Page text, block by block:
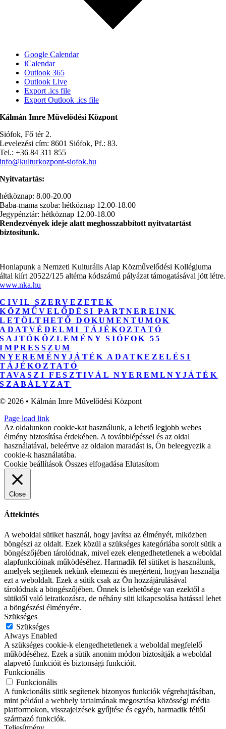
Google Calendar
iCalendar
Outlook 365
Outlook Live
Export .ics file
Export Outlook .ics file
Kálmán Imre Művelődési Központ
Siófok, Fő tér 2.
Levelezési cím: 8601 Siófok, Pf.: 83.
Tel.: +36 84 311 855
info@kulturkozpont-siofok.hu
Nyitvatartás:
hétköznap: 8.00-20.00
Baba-mama szoba: hétköznap 12.00-18.00
Jegypénztár: hétköznap 12.00-18.00
Rendezvények ideje alatt meghosszabbított nyitvatartást
biztosítunk.
Honlapunk a Nemzeti Kulturális Alap Közművelődési Kollégiuma
által kiírt 20522/125 altéma kódszámú pályázat támogatásával jött létre.
www.nka.hu
CIVIL SZERVEZETEK
KÖZMŰVELŐDÉSI PARTNEREINK
LETÖLTHETŐ DOKUMENTUMOK
ADATVÉDELMI TÁJÉKOZTATÓ
SAJTÓKÖZLEMÉNY SIÓFOK 55
IMPRESSZUM
NYEREMÉNYJÁTÉK ADATKEZELÉSI
TÁJÉKOZTATÓ
TAVASZI FESZTIVÁL NYEREMLNYJÁTÉK
SZABÁLYZAT
© 2026 • Kálmán Imre Művelődési Központ
Page load link
Az oldalunkon cookie-kat használunk, a lehető legjobb webes
élmény biztosítása érdekében. A továbblépéssel és az oldal
használatával, beleértve az oldalon maradást is, Ön beleegyezik a
cookie-k használatába.
Cookie beállítások Összes elfogadása Elutasítom
Close
Áttekintés
A weboldal sütiket használ, hogy javítsa az élményét, miközben
böngészi az oldalt. Ezek közül a szükséges kategóriába sorolt sütik a
böngészőjében tárolódnak, mivel ezek elengedhetetlenek a weboldal
alapfunkcióinak működéséhez. Harmadik fél sütiket is használunk,
amelyek segítenek nekünk elemezni és megérteni, hogyan használja
ezt a weboldalt. Ezek a sütik csak az Ön hozzájárulásával
tárolódnak a böngészőjében. Önnek is lehetősége van ezektől a
sütiktől való leiratkozásra, de néhány süti kikapcsolása hatással lehet
a böngészési élményére.
Szükséges
Szükséges
Always Enabled
A szükséges cookie-k elengedhetetlenek a weboldal megfelelő
működéséhez. Ezek a sütik anonim módon biztosítják a weboldal
alapvető funkcióit és biztonsági funkcióit.
Funkcionális
Funkcionális
A funkcionális sütik segítenek bizonyos funkciók végrehajtásában,
mint például a webhely tartalmának megosztása közösségi média
platformokon, visszajelzések gyűjtése és egyéb, harmadik féltől
származó funkciók.